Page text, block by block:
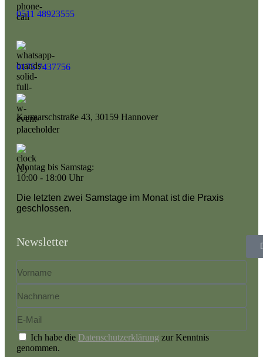
0511 48923555
0175 7437756
Karmarschstraße 43, 30159 Hannover
Montag bis Samstag:
10:00 - 18:00 Uhr
Die letzten zwei Samstage im Monat ist die Praxis
geschlossen.
Newsletter
Ich habe die Datenschutzerklärung zur Kenntnis
genommen.